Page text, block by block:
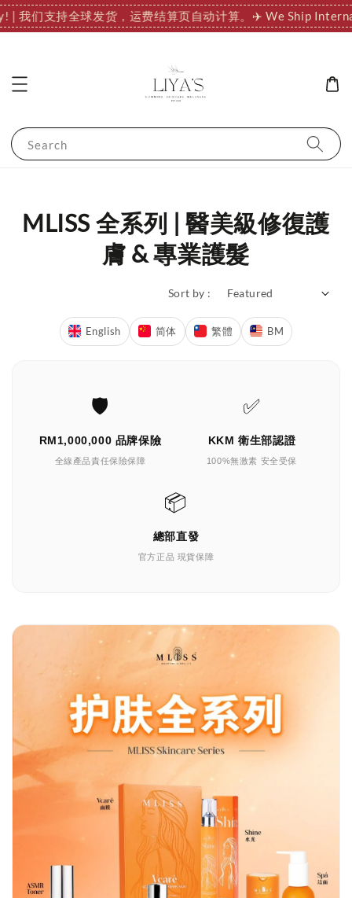
们支持全球发货，运费结算页自动计算。 ✈️ We Ship
Search
MLISS 全系列 | 醫美級修復護
膚 & 專業護髮
Sort by :
English 简体 繁體 BM
🛡️
RM1,000,000 品牌保險
全線產品責任保險保障
✅
KKM 衛生部認證
100%無激素 安全受保
📦
總部直發
官方正品 現貨保障